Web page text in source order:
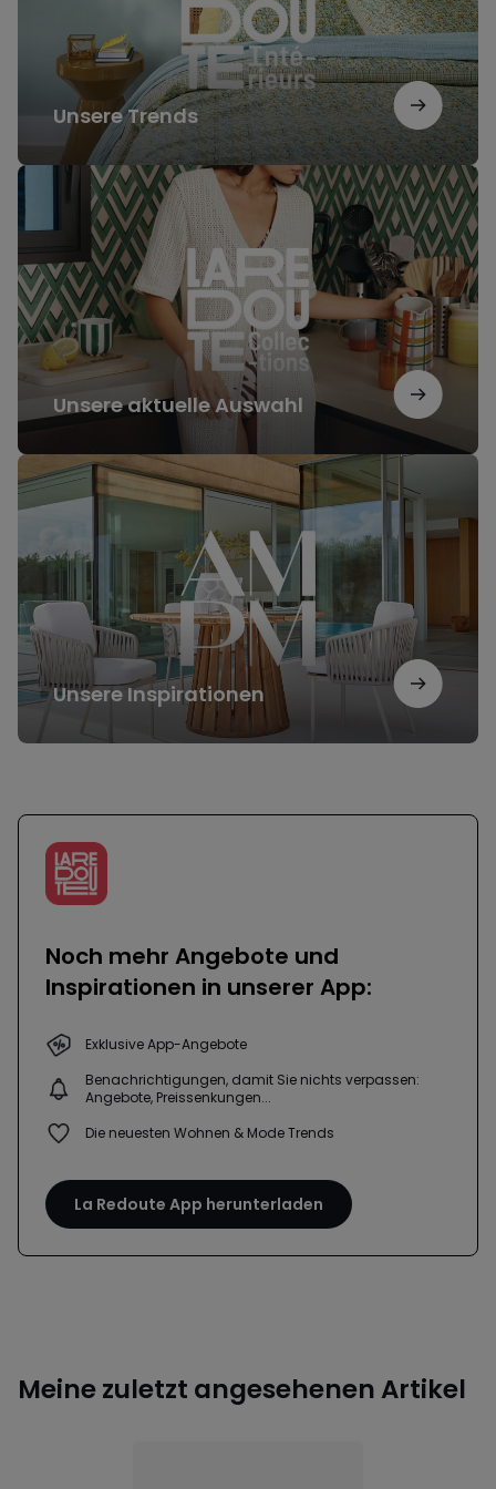
Unsere Trends
Unsere aktuelle Auswahl
Unsere
aktuelle
Auswahl
Unsere Inspirationen
Unsere
Inspirationen
Noch mehr Angebote und
Inspirationen in unserer App:
Exklusive App-Angebote
Benachrichtigungen, damit Sie nichts verpassen:
Angebote, Preissenkungen...
Die neuesten Wohnen & Mode Trends
La Redoute App herunterladen
Meine zuletzt angesehenen Artikel